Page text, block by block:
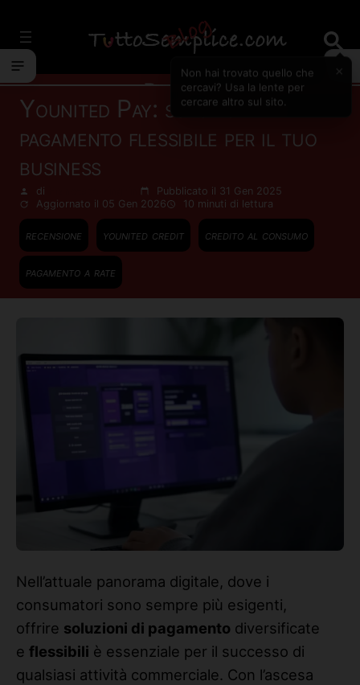
contenuto
Prestiti
Younited Pay: soluzione di
pagamento flessibile per il tuo
business
di
Pubblicato il 31 Gen 2025
Aggiornato il 05 Gen 2026
10 minuti di lettura
recensione younited credit credito al consumo
pagamento a rate
Nell’attuale panorama digitale, dove i
consumatori sono sempre più esigenti,
offrire soluzioni di pagamento diversificate
e flessibili è essenziale per il successo di
qualsiasi attività commerciale. Con l’ascesa
Non hai trovato quello che
cercavi? Usa la lente per
cercare altro sul sito.